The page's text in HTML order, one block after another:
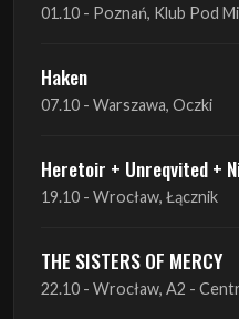
01.10 - Poznań, Klub Pod
Haken
07.10 - Warszawa, Oczki
Heretoir + Unreqvited +
19.10 - Wrocław, Łącznik
THE SISTERS OF MERCY
22.10 - Wrocław, A2 -